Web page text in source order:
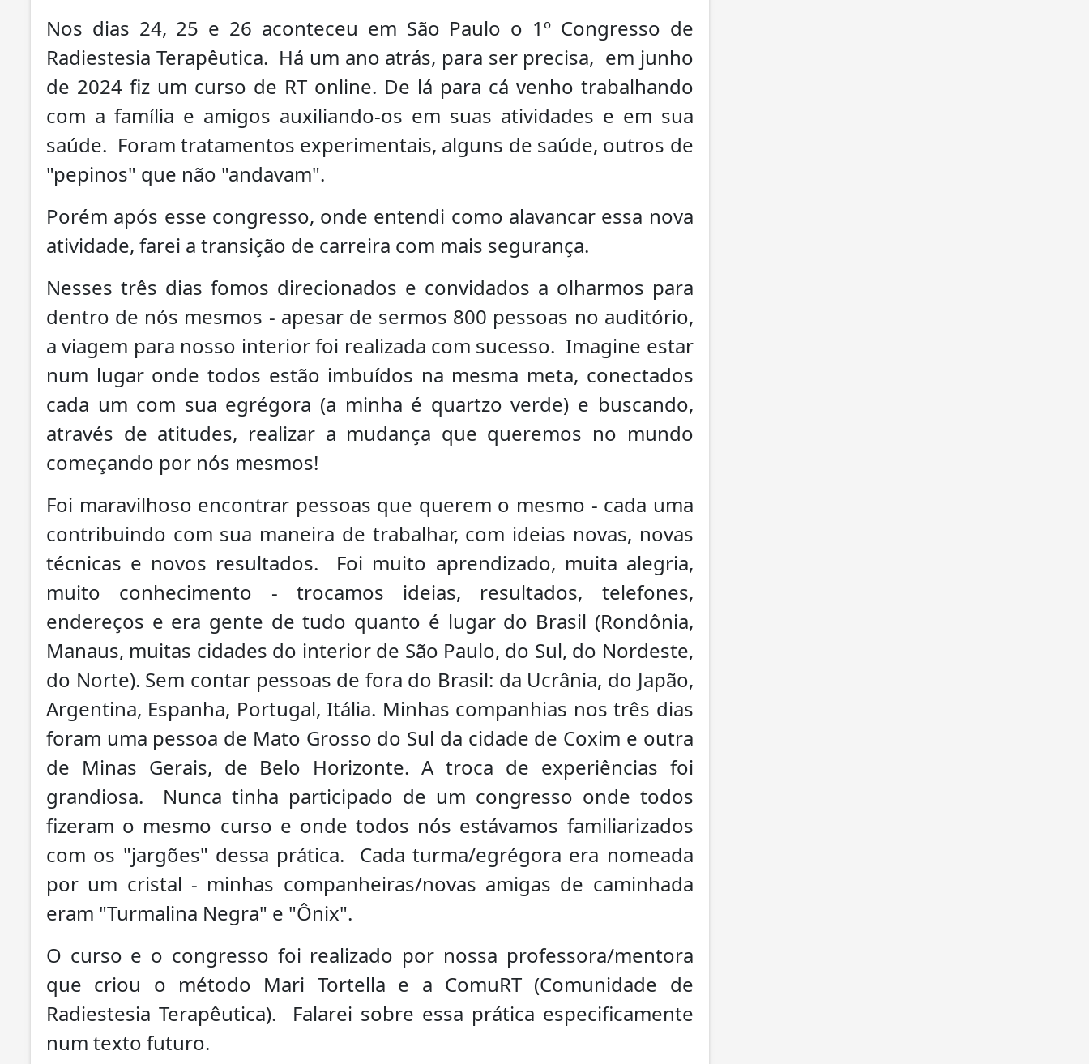
Nos dias 24, 25 e 26 aconteceu em São Paulo o 1º Congresso de
Radiestesia Terapêutica. Há um ano atrás, para ser precisa, em junho
de 2024 fiz um curso de RT online. De lá para cá venho trabalhando
com a família e amigos auxiliando-os em suas atividades e em sua
saúde. Foram tratamentos experimentais, alguns de saúde, outros de
"pepinos" que não "andavam".
Porém após esse congresso, onde entendi como alavancar essa nova
atividade, farei a transição de carreira com mais segurança.
Nesses três dias fomos direcionados e convidados a olharmos para
dentro de nós mesmos - apesar de sermos 800 pessoas no auditório,
a viagem para nosso interior foi realizada com sucesso. Imagine estar
num lugar onde todos estão imbuídos na mesma meta, conectados
cada um com sua egrégora (a minha é quartzo verde) e buscando,
através de atitudes, realizar a mudança que queremos no mundo
começando por nós mesmos!
Foi maravilhoso encontrar pessoas que querem o mesmo - cada uma
contribuindo com sua maneira de trabalhar, com ideias novas, novas
técnicas e novos resultados. Foi muito aprendizado, muita alegria,
muito conhecimento - trocamos ideias, resultados, telefones,
endereços e era gente de tudo quanto é lugar do Brasil (Rondônia,
Manaus, muitas cidades do interior de São Paulo, do Sul, do Nordeste,
do Norte). Sem contar pessoas de fora do Brasil: da Ucrânia, do Japão,
Argentina, Espanha, Portugal, Itália. Minhas companhias nos três dias
foram uma pessoa de Mato Grosso do Sul da cidade de Coxim e outra
de Minas Gerais, de Belo Horizonte. A troca de experiências foi
grandiosa. Nunca tinha participado de um congresso onde todos
fizeram o mesmo curso e onde todos nós estávamos familiarizados
com os "jargões" dessa prática. Cada turma/egrégora era nomeada
por um cristal - minhas companheiras/novas amigas de caminhada
eram "Turmalina Negra" e "Ônix".
O curso e o congresso foi realizado por nossa professora/mentora
que criou o método Mari Tortella e a ComuRT (Comunidade de
Radiestesia Terapêutica). Falarei sobre essa prática especificamente
num texto futuro.